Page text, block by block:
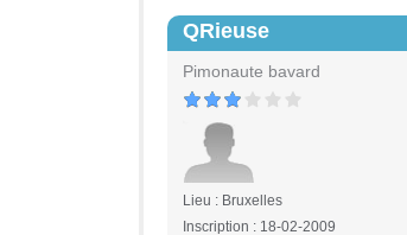
QRieuse
Pimonaute bavard
Lieu : Bruxelles
Inscription : 18-02-2009